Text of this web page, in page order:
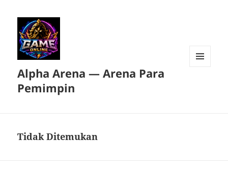
Alpha Arena — Arena Para
Pemimpin
Tidak Ditemukan